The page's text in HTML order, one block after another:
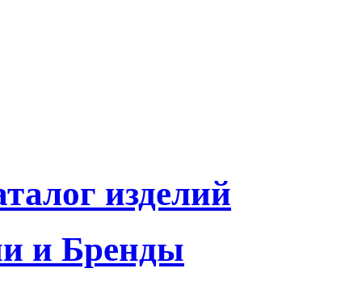
изделий
и Бренды